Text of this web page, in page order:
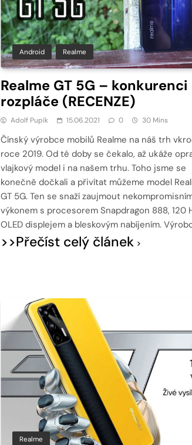
Android Realme
Realme GT 5G – konkurenci
rozpláče (RECENZE)
Adolf Pupík 15.06.2021 0 30 Mins
Čínský výrobce mobilů Realme na náš trh
roce 2019. Od té doby se čekalo, až ukáže
vlajkový model i na našem trhu. Toho jsme se
konečně dočkali a přivítat můžeme model
GT 5G. Ten se snaží zaujmout
výkonem s procesorem Snapdragon 888, 120
OLED displejem a bleskovým nabíjením.
>>Přečíst celý článek
Realme